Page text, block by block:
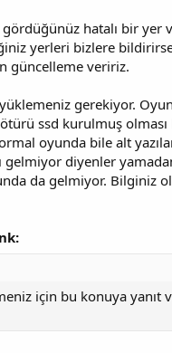
hatalı bir yer
yerleri bizlere
güncelleme veririz.
gerekiyor.
ssd kurulmuş olması
oyunda bile alt
gelmiyor diyenler
da gelmiyor. Bilginiz
için bu konuya yanıt